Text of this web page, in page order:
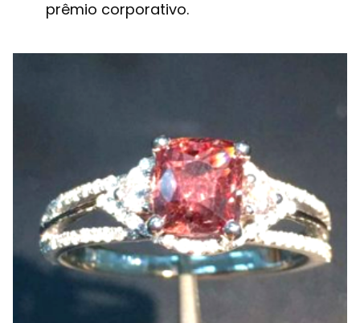
prêmio corporativo.